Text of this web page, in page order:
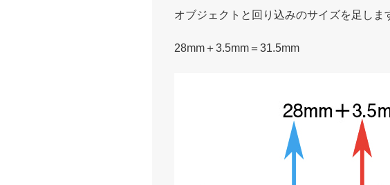
オブジェクトと回り込みのサイズを足しま
28mm＋3.5mm＝31.5mm